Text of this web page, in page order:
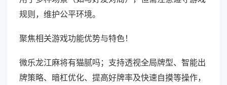
规则，维护公平环境。
聚焦相关游戏功能优势与特色！
微乐龙江麻将有猫腻吗；支持透视全局牌型、智能出
牌策略、暗杠优化、提高好牌率及快速自摸等操作，